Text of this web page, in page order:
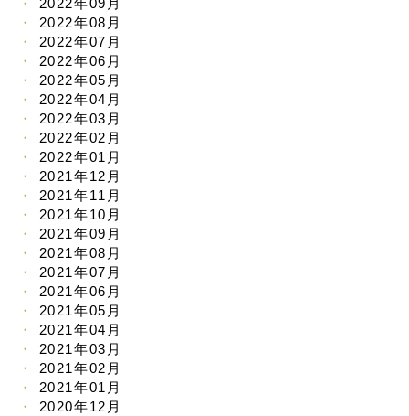
2022年09月
2022年08月
2022年07月
2022年06月
2022年05月
2022年04月
2022年03月
2022年02月
2022年01月
2021年12月
2021年11月
2021年10月
2021年09月
2021年08月
2021年07月
2021年06月
2021年05月
2021年04月
2021年03月
2021年02月
2021年01月
2020年12月